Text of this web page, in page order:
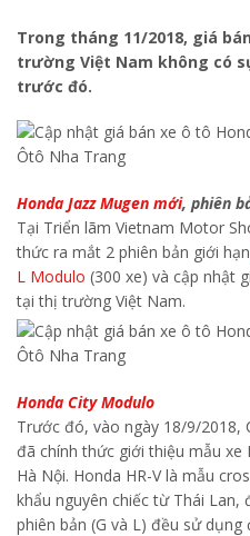
Trong tháng 11/2018, giá
trường Việt Nam không có
trước đó.
Honda Jazz Mugen mới, phiên
Tại Triển lãm Vietnam Motor
thức ra mắt 2 phiên bản giới
L Modulo (300 xe) và cập nhật
tại thị trường Việt Nam.
Honda City Modulo
Trước đó, vào ngày 18/9/2018,
đã chính thức giới thiệu mẫu xe
Hà Nội. Honda HR-V là mẫu
khẩu nguyên chiếc từ Thái
phiên bản (G và L) đều sử dụng